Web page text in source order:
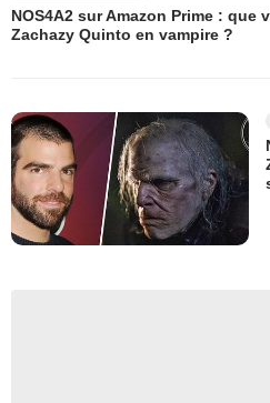
NOS4A2 sur Amazon Prime :
Zachazy Quinto en vampire ?